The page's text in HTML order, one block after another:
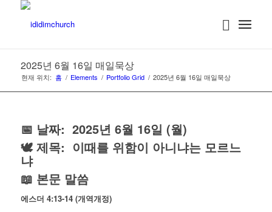
2025년 6월 16일 매일묵상
현재 위치: 홈 / Elements / Portfolio Grid / 2025년 6월 16일 매일묵상
📅 날짜: 2025년 6월 16일 (월)
🕊️ 제목: 이때를 위함이 아니냐는 모르느
냐
📖 본문 말씀
에스더 4:13-14 (개역개정)